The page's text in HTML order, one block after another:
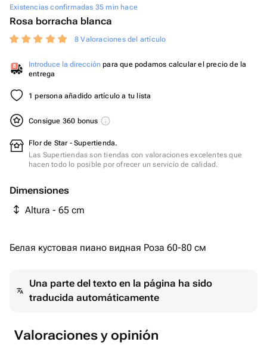
Existencias confirmadas 35 min hace
Rosa borracha blanca
8 Valoraciones del artículo
Introduce la dirección para que podamos calcular el precio de la
entrega
1 persona añadido artículo a tu lista
Consigue 360 bonus
Flor de Star - Supertienda.
Las Supertiendas son tiendas con valoraciones excelentes que
hacen todo lo posible por ofrecer un servicio de calidad.
Dimensiones
Altura - 65 cm
Белая кустовая пиано видная Роза 60-80 см ￼
Una parte del texto en la página ha sido
traducida automáticamente
Valoraciones y opinión